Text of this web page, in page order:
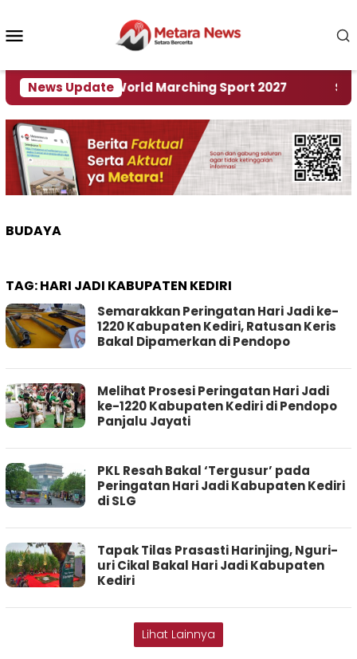
konten
News Update
Rumah World Marching Sport 2027 ‎Soal
BUDAYA
TAG:HARI JADI KABUPATEN KEDIRI
Semarakkan Peringatan Hari Jadi ke-
1220 Kabupaten Kediri, Ratusan Keris
Bakal Dipamerkan di Pendopo
Melihat Prosesi Peringatan Hari Jadi
ke-1220 Kabupaten Kediri di Pendopo
Panjalu Jayati
PKL Resah Bakal ‘Tergusur’ pada
Peringatan Hari Jadi Kabupaten Kediri
di SLG
Tapak Tilas Prasasti Harinjing, Nguri-
uri Cikal Bakal Hari Jadi Kabupaten
Kediri
Lihat Lainnya